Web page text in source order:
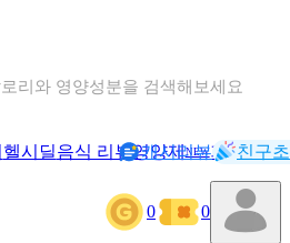
· 다이어트 음식 검색해보세요
헬시딜음식 리뷰영양제NEW기록
캐시리뷰 친구
0 0
을 검색해보세요